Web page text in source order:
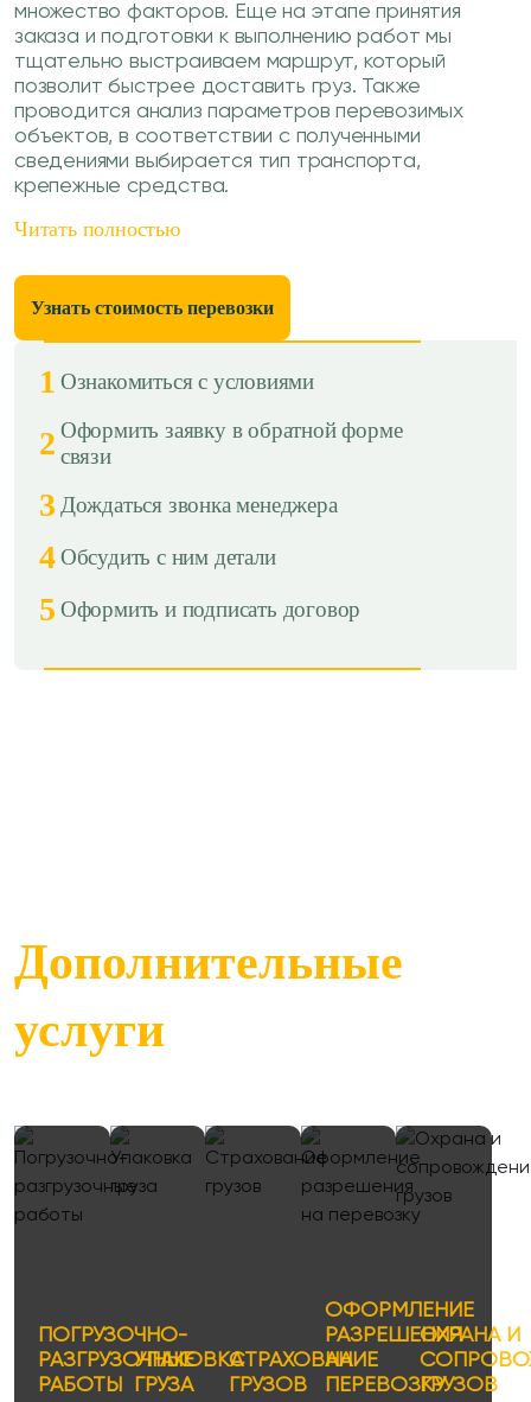
множество факторов. Еще на этапе принятия
заказа и подготовки к выполнению работ мы
тщательно выстраиваем маршрут, который
позволит быстрее доставить груз. Также
проводится анализ параметров перевозимых
объектов, в соответствии с полученными
сведениями выбирается тип транспорта,
крепежные средства.
Читать полностью
Узнать стоимость перевозки
1 Ознакомиться с условиями
2 Оформить заявку в обратной форме
связи
3 Дождаться звонка менеджера
4 Обсудить с ним детали
5 Оформить и подписать договор
Дополнительные
услуги
ПОГРУЗОЧНО-
РАЗГРУЗОЧНЫЕ
РАБОТЫ
УПАКОВКА
ГРУЗА
СТРАХОВАНИЕ
ГРУЗОВ
ОФОРМЛЕНИЕ
РАЗРЕШЕНИЯ
НА
ПЕРЕВОЗКУ
ОХРАНА И
ГРУЗОВ